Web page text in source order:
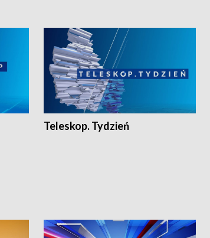
Teleskop. Tydzień